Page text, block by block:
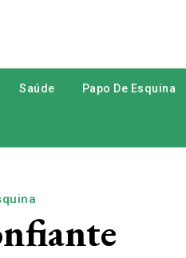
Saúde Papo De Esquina